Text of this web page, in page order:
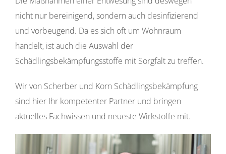
nicht nur bereinigend, sondern auch desinfizierend
und vorbeugend. Da es sich oft um Wohnraum
handelt, ist auch die Auswahl der
Schädlingsbekämpfungsstoffe mit Sorgfalt zu treffen.
Wir von Scherber und Korn Schädlingsbekämpfung
sind hier Ihr kompetenter Partner und bringen
aktuelles Fachwissen und neueste Wirkstoffe mit.